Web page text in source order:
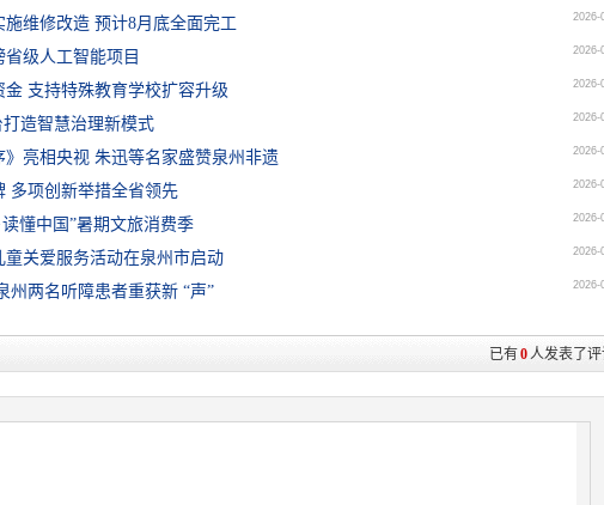
施维修改造 预计8月底全面完工 2026-
级人工智能项目 2026-
金 支持特殊教育学校扩容升级 2026-
打造智慧治理新模式 2026-
亮相央视 朱迅等名家盛赞泉州非遗 2026-
多项创新举措全省领先 2026-
懂中国”暑期文旅消费季 2026-
童关爱服务活动在泉州市启动 2026-
州两名听障患者重获新 “声” 2026-
已有0人发表了